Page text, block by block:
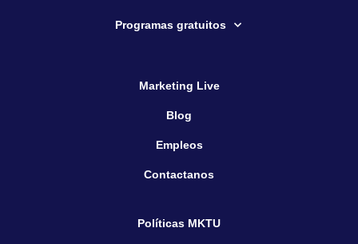
Programas gratuitos
Marketing Live
Blog
Empleos
Contactanos
Políticas MKTU